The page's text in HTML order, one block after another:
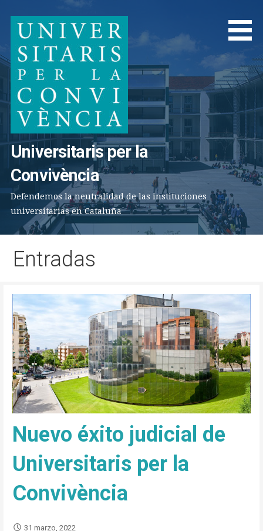
contenido
Universitaris per la
Convivència
Defendemos la neutralidad de las instituciones
universitarias en Cataluña
Entradas
Nuevo éxito judicial de
Universitaris per la
Convivència
31 marzo, 2022